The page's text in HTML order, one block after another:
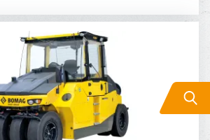
BW28RH-5 - 18T
TARIF JOURNALIER
230,-
TARIF SEMAINE
184,-
TARIF MENSUEL
138,-